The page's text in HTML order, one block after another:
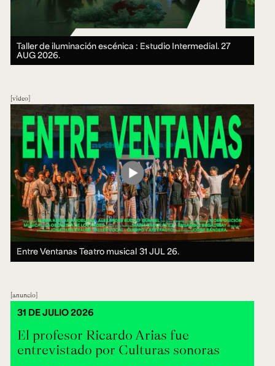
Taller de iluminación escénica : Estudio Intermedial.27
AUG 2026.
video
Entre Ventanas Teatro musical 31 JUL 26.
anuncio
El profesor Ricardo Arias fue
entrevistado por Culturas sonoras
31 DE JULIO 2026